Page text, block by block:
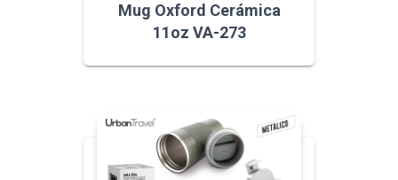
Mug Oxford Cerámica
11oz VA-273